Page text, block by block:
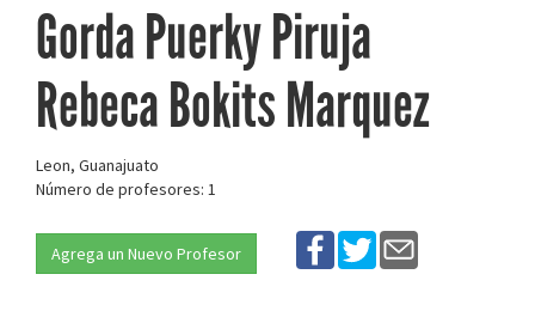
Gorda Puerky Piruja
Rebeca Bokits Marquez
Leon, Guanajuato
Número de profesores: 1
Agrega un Nuevo Profesor